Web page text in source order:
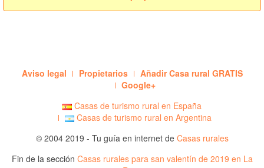
Aviso legal Propietarios
Añadir Casa rural GRATIS
Google+
Casas de turismo rural en España
Casas de turismo rural en Argentina
© 2004 2019 - Tu guía en internet de Casas rurales
Fin de la sección Casas rurales para san valentín de 2019 en La